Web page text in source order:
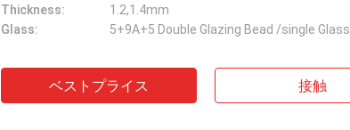
Thickness:
1.2,1.4mm
Glass:
5+9A+5 Double Glazing Bead /single Glass
ベストプライス 接触